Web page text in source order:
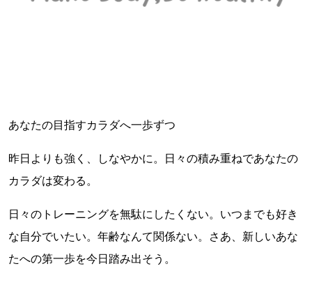
あなたの目指すカラダへ一歩ずつ
昨日よりも強く、しなやかに。日々の積み重ねであなたの
カラダは変わる。
日々のトレーニングを無駄にしたくない。いつまでも好き
な自分でいたい。年齢なんて関係ない。さあ、新しいあな
たへの第一歩を今日踏み出そう。